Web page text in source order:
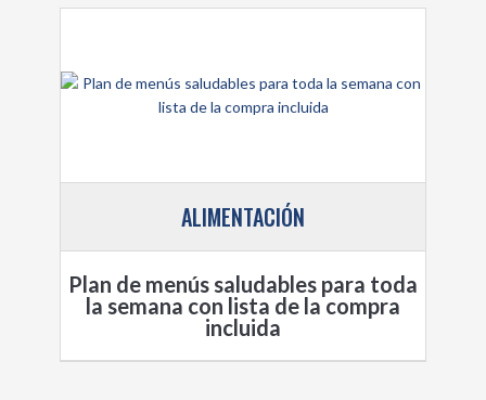
ALIMENTACIÓN
Plan de menús saludables para toda
la semana con lista de la compra
incluida